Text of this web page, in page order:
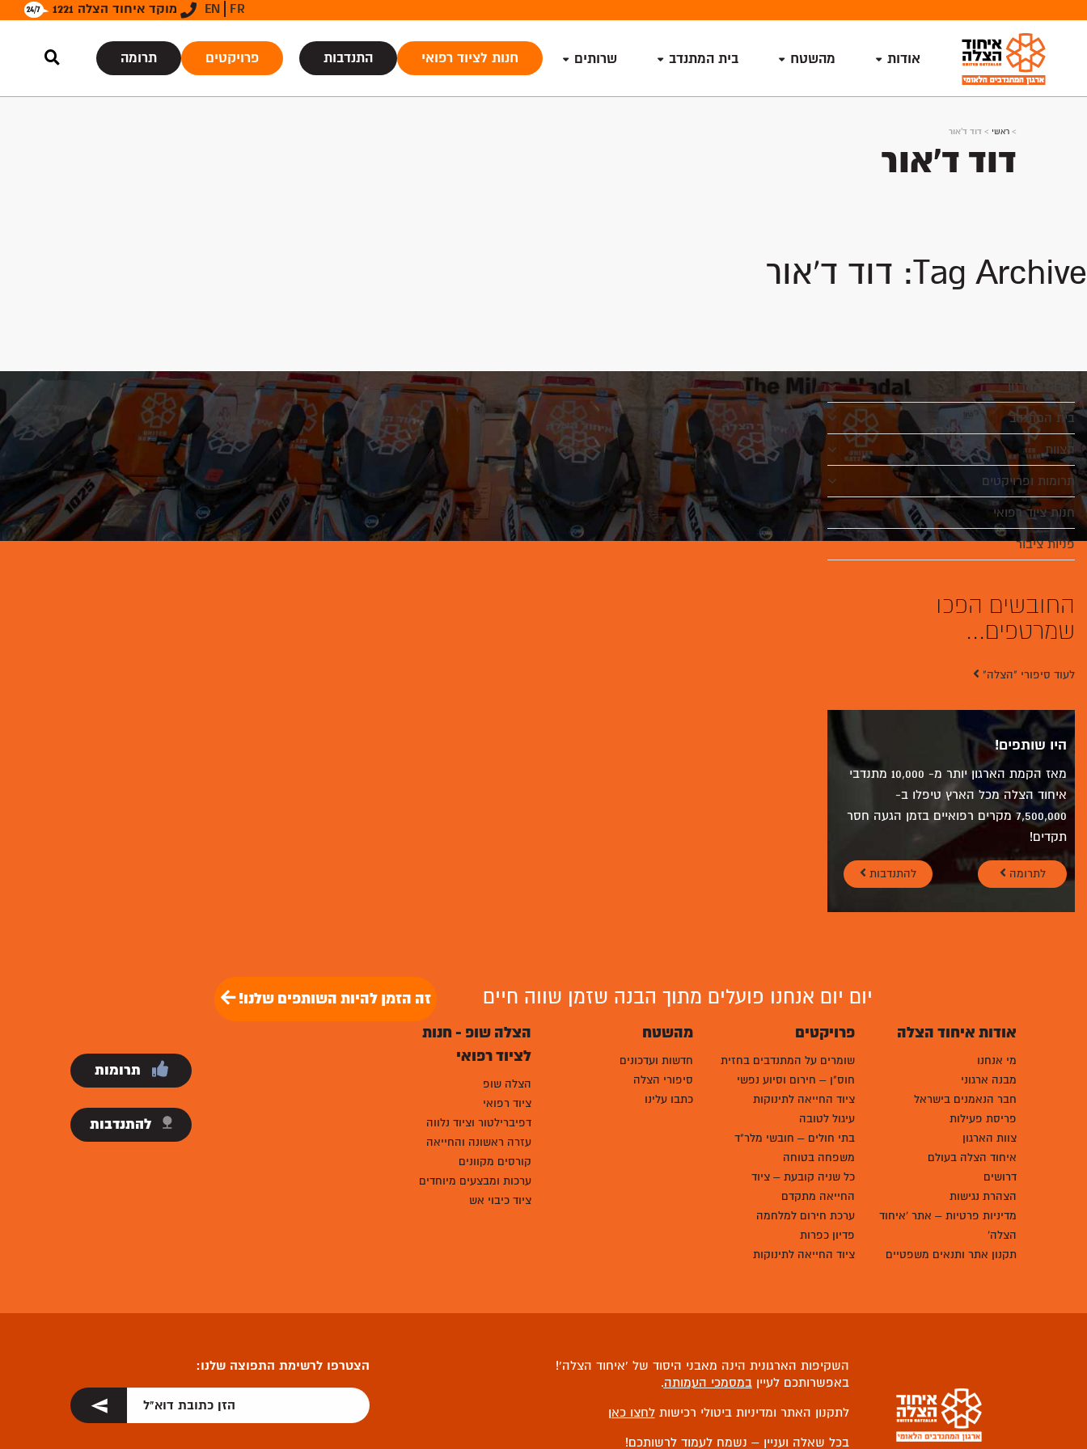
מוקד איחוד הצלה 1221 EN FR
אודות מהשטח בית המתנדב שרותים חנות לציוד רפואי התנדבות פרויקטים תרומה
> ראשי > דוד ד'אור
דוד ד'אור
Tag Archive: דוד ד'אור
אודות הארגון
בית המתנדב
הצוות
תרומות ופרויקטים
חנות ציוד רפואי
פניות ציבור
החובשים הפכו
שמרטפים...
לעוד סיפורי "הצלה"
היו שותפים!
מאז הקמת הארגון יותר מ- 10,000 מתנדבי
איחוד הצלה מכל הארץ טיפלו ב-
7,500,000 מקרים רפואיים בזמן הגעה חסר
תקדים!
לתרומה להתנדבות
יום יום אנחנו פועלים מתוך הבנה שזמן שווה חיים
זה הזמן להיות השותפים שלנו!
אודות איחוד הצלה
מי אנחנו
מבנה ארגוני
חבר הנאמנים בישראל
פריסת פעילות
צוות הארגון
איחוד הצלה בעולם
דרושים
הצהרת נגישות
מדיניות פרטיות – אתר 'איחוד
הצלה'
תקנון אתר ותנאים משפטיים
פרויקטים
שומרים על המתנדבים בחזית
חוס"ן – חירום וסיוע נפשי
ציוד החייאה לתינוקות
עיגול לטובה
בתי חולים – חובשי מלר"ד
משפחה בטוחה
כל שניה קובעת – ציוד
החייאה מתקדם
ערכת חירום למלחמה
פדיון כפרות
ציוד החייאה לתינוקות
מהשטח
חדשות ועדכונים
סיפורי הצלה
כתבו עלינו
הצלה שופ - חנות
לציוד רפואי
הצלה שופ
ציוד רפואי
דפיברילטור וציוד נלווה
עזרה ראשונה והחייאה
קורסים מקוונים
ערכות ומבצעים מיוחדים
ציוד כיבוי אש
תרומות
להתנדבות
השקיפות הארגונית הינה מאבני היסוד של ‘איחוד הצלה’!
באפשרותכם לעייןבמסמכי העמותה.
לתקנון האתר ומדיניות ביטולי רכישותלחצו כאן
בכל שאלה ועניין – נשמח לעמוד לרשותכם!
הצטרפו לרשימת התפוצה שלנו: